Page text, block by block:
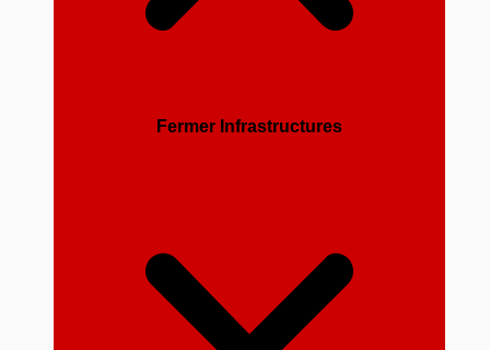
Fermer Infrastructures